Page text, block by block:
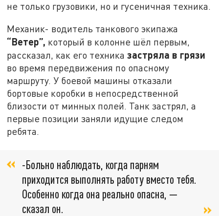
не только грузовики, но и гусеничная техника.
Механик- водитель танкового экипажа
“Ветер”, который в колонне шёл первым,
рассказал, как его техника застряла в грязи
во время передвижения по опасному
маршруту. У боевой машины отказали
бортовые коробки в непосредственной
близости от минных полей. Танк застрял, а
первые позиции заняли идущие следом
ребята.
-Больно наблюдать, когда парням
приходится выполнять работу вместо тебя.
Особенно когда она реально опасна, —
сказал он.